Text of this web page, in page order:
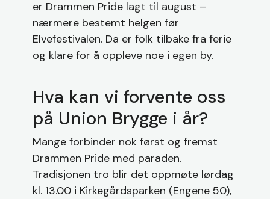
er Drammen Pride lagt til august –
nærmere bestemt helgen før
Elvefestivalen. Da er folk tilbake fra ferie
og klare for å oppleve noe i egen by.
Hva kan vi forvente oss
på Union Brygge i år?
Mange forbinder nok først og fremst
Drammen Pride med paraden.
Tradisjonen tro blir det oppmøte lørdag
kl. 13.00 i Kirkegårdsparken (Engene 50),